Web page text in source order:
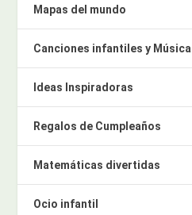
Mapas del mundo
Canciones infantiles y Música
Ideas Inspiradoras
Regalos de Cumpleaños
Matemáticas divertidas
Ocio infantil